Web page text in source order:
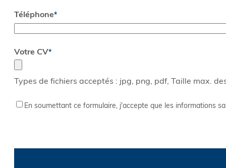
Téléphone*
Votre CV*
Types de fichiers acceptés : jpg, png, pdf, Taille max.
RGPD*
En soumettant ce formulaire, j'accepte que les informations